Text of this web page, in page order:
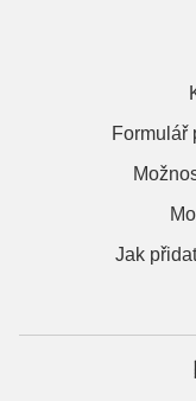
Formulář
Jak